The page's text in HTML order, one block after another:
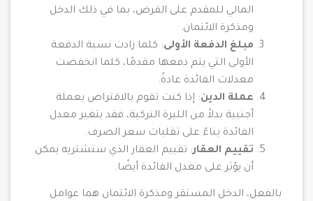
المالي للمقدم على القرض، بما في ذلك الدخل
ومذكرة الائتمان.
مبلغ الدفعة الأولى: كلما زادت نسبة الدفعة
الأولى التي يتم دفعها مقدمًا، كلما انخفضت
معدلات الفائدة عادةً.
عملة الدين: إذا كنت تقوم بالاقتراض بعملة
أجنبية بدلاً من الليرة التركية، فقد يتغير معدل
الفائدة بناءً على تقلبات سعر الصرف.
تقييم العقار: تقييم العقار الذي ستشتريه يمكن
أن يؤثر على معدل الفائدة أيضًا.
بالفعل، الدخل المستقر ومذكرة الائتمان هما عوامل